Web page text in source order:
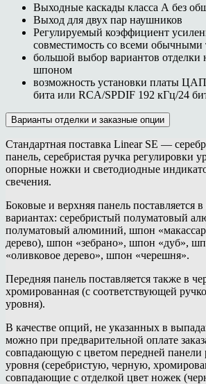
Выходные каскады класса А без
Выход для двух пар наушников
Регулируемый коэффициент
совместимость со всеми
большой выбор вариантов отделки
шпоном
возможность установки платы
бита или RCA/SPDIF 192 кГц/24
Варианты отделки и заказные опции
Стандартная поставка Linear SE —
панель, серебристая ручка регулировки
опорные ножки и светодиодные
свечения.
Боковые и верхняя панель поставляется
вариантах: серебристый полуматовый
полуматовый алюминий, шпон
дерево), шпон «зебрано», шпон «дуб»,
«оливковое дерево», шпон «черешня».
Передняя панель поставляется также в
хромированная (с соответствующей
уровня).
В качестве опций, не указанных в
можно при предварительной оплате
совпадающую с цветом передней панели
уровня (серебристую, черную,
совпадающие с отделкой цвет ножек